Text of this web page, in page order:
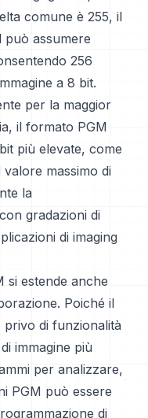
comune è 255, il
può assumere
256
a 8 bit.
per la maggior
il formato PGM
più elevate, come
massimo di
la
gradazioni di
di imaging
si estende anche
Poiché il
di funzionalità
immagine più
per analizzare,
PGM può essere
di